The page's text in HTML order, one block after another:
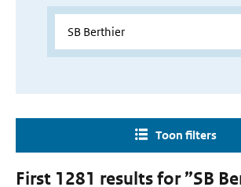
Toon filters
First 1281 results for ”SB